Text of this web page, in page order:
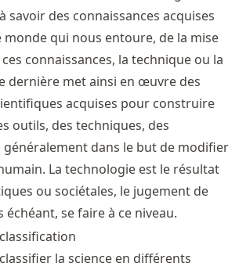
savoir des connaissances acquises
qui nous entoure, de la mise
connaissances, la technique ou la
dernière met ainsi en œuvre des
acquises pour construire
outils, des techniques, des
dans le but de modifier
La technologie est le résultat
ou sociétales, le jugement de
échéant, se faire à ce niveau.
la science en différents